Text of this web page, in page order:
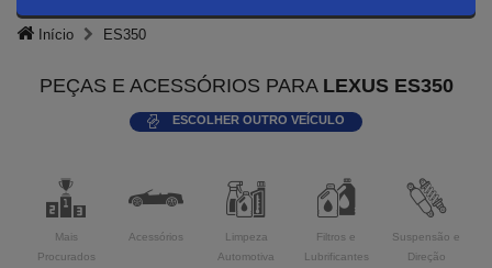
Início ES350
PEÇAS E ACESSÓRIOS PARA LEXUS ES350
ESCOLHER OUTRO VEÍCULO
Mais
Procurados
Acessórios
Limpeza
Automotiva
Filtros e
Lubrificantes
Suspensão e
Direção